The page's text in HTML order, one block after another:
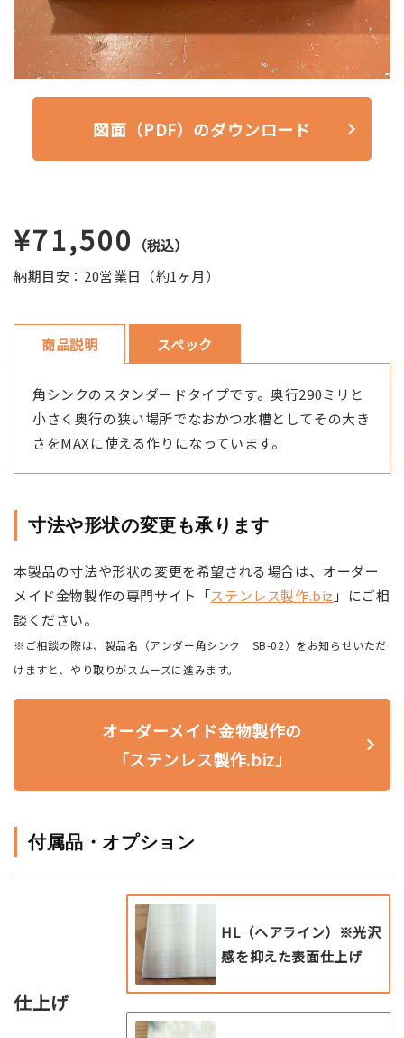
図面（PDF）のダウンロード
¥71,500
（税込）
納期目安：20営業日（約1ヶ月）
商品説明 スペック
角シンクのスタンダードタイプです。奥行290ミリと
小さく奥行の狭い場所でなおかつ水槽としてその大き
さをMAXに使える作りになっています。
仕上げ
HL（ヘアライン）※光沢
感を抑えた表面仕上げ
付属品・オプション
寸法や形状の変更も承ります
本製品の寸法や形状の変更を希望される場合は、オーダー
メイド金物製作の専門サイト「ステンレス製作.biz 」にご相
談ください。
※ご相談の際は、製品名（アンダー角シンク SB-02）をお知らせいただ
けますと、やり取りがスムーズに進みます。
オーダーメイド金物製作の
「ステンレス製作.biz」